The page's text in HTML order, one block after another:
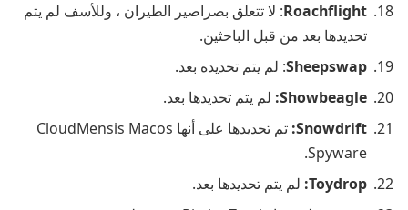
Roachflight: لا تتعلق بصراصير الطيران ، وللأسف لم يتم
تحديدها بعد من قبل الباحثين.
Sheepswap: لم يتم تحديده بعد.
Showbeagle: لم يتم تحديدها بعد.
Snowdrift:
تم تحديدها على أنها CloudMensis Macos
Spyware.
Toydrop: لم يتم تحديدها بعد.